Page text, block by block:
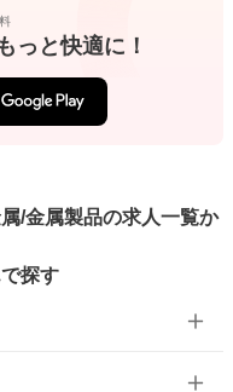
っと快適に！
/金属製品の求人一覧か
探す